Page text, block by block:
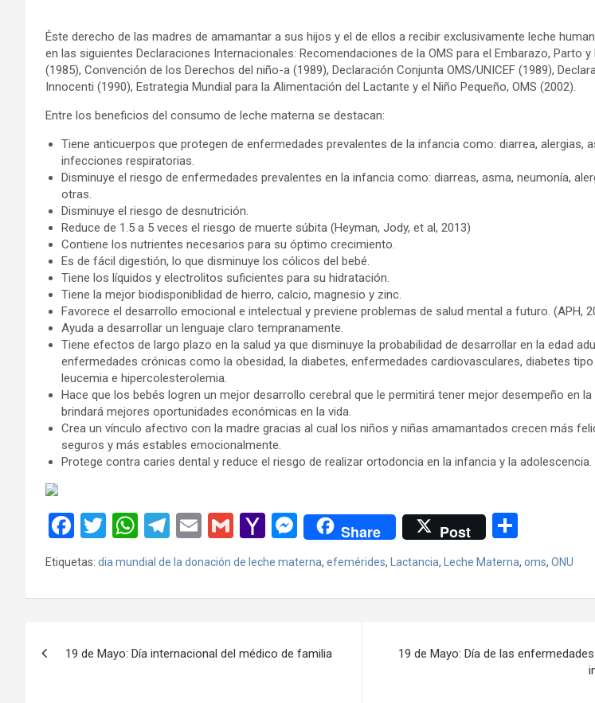
Éste derecho de las madres de amamantar a sus hijos y el de ellos a recibir exclusivamente leche
en las siguientes Declaraciones Internacionales: Recomendaciones de la OMS para el Embarazo, Parto y
(1985), Convención de los Derechos del niño-a (1989), Declaración Conjunta OMS/UNICEF (1989),
Innocenti (1990), Estrategia Mundial para la Alimentación del Lactante y el Niño Pequeño, OMS (2002).
Entre los beneficios del consumo de leche materna se destacan:
Tiene anticuerpos que protegen de enfermedades prevalentes de la infancia como: diarrea, alergias,
infecciones respiratorias.
Disminuye el riesgo de enfermedades prevalentes en la infancia como: diarreas, asma, neumonía,
otras.
Disminuye el riesgo de desnutrición.
Reduce de 1.5 a 5 veces el riesgo de muerte súbita (Heyman, Jody, et al, 2013)
Contiene los nutrientes necesarios para su óptimo crecimiento.
Es de fácil digestión, lo que disminuye los cólicos del bebé.
Tiene los líquidos y electrolitos suficientes para su hidratación.
Tiene la mejor biodisponiblidad de hierro, calcio, magnesio y zinc.
Favorece el desarrollo emocional e intelectual y previene problemas de salud mental a futuro. (APH,
Ayuda a desarrollar un lenguaje claro tempranamente.
Tiene efectos de largo plazo en la salud ya que disminuye la probabilidad de desarrollar en la edad
enfermedades crónicas como la obesidad, la diabetes, enfermedades cardiovasculares, diabetes tipo
leucemia e hipercolesterolemia.
Hace que los bebés logren un mejor desarrollo cerebral que le permitirá tener mejor desempeño en la
brindará mejores oportunidades económicas en la vida.
Crea un vínculo afectivo con la madre gracias al cual los niños y niñas amamantados crecen más
seguros y más estables emocionalmente.
Protege contra caries dental y reduce el riesgo de realizar ortodoncia en la infancia y la adolescencia.
F
a
ce
b
o
T
tt
er
W
h
at
s
p
T
el
e
gr
m
E
m
ail
G
m
ail
Y
h
o
M
M
se
n
er
Share Post
m
p
tir
Etiquetas: dia mundial de la donación de leche materna, efemérides, Lactancia, Leche Materna, oms, ONU
19 de Mayo: Día internacional del médico de familia
19 de Mayo: Día de las